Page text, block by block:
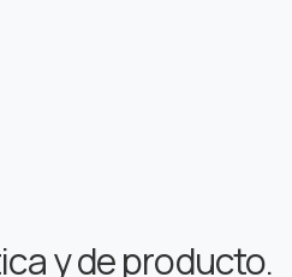
y de producto.